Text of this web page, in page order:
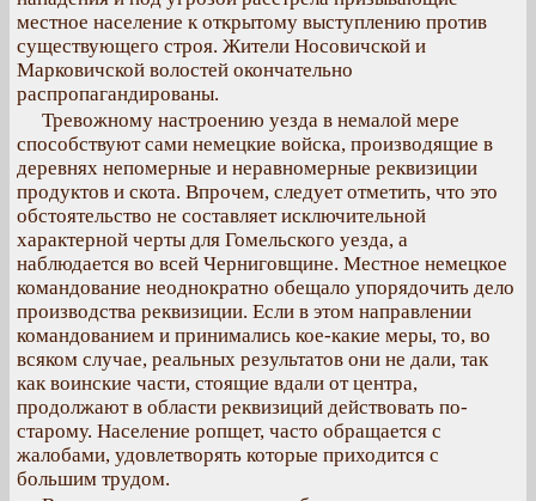
местное население к открытому выступлению против
существующего строя. Жители Носовичской и
Марковичской волостей окончательно
распропагандированы.
Тревожному настроению уезда в немалой мере
способствуют сами немецкие войска, производящие в
деревнях непомерные и неравномерные реквизиции
продуктов и скота. Впрочем, следует отметить, что это
обстоятельство не составляет исключительной
характерной черты для Гомельского уезда, а
наблюдается во всей Черниговщине. Местное немецкое
командование неоднократно обещало упорядочить дело
производства реквизиции. Если в этом направлении
командованием и принимались кое-какие меры, то, во
всяком случае, реальных результатов они не дали, так
как воинские части, стоящие вдали от центра,
продолжают в области реквизиций действовать по-
старому. Население ропщет, часто обращается с
жалобами, удовлетворять которые приходится с
большим трудом.